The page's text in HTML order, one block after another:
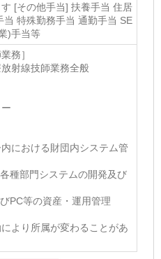
[その他手当] 扶養手当 住居
当 特殊勤務手当 通勤手当 SE
)手当等
務］
射線技師業務全般
における財団内システム管
種部門システムの開発及び
PC等の資産・運用管理
より所属が変わることがあ